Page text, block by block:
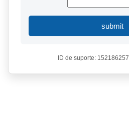
submit
ID de suporte: